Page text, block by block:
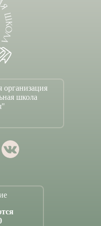
организация
школа